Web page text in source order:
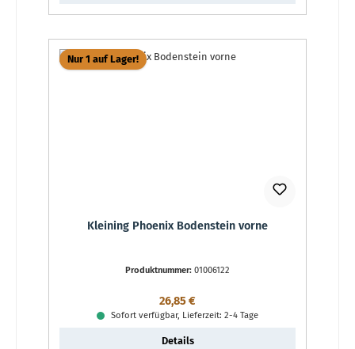
Nur 1 auf Lager!
Kleining Phoenix Bodenstein vorne
Produktnummer: 01006122
Regulärer Preis:
26,85 €
Sofort verfügbar, Lieferzeit: 2-4 Tage
Details